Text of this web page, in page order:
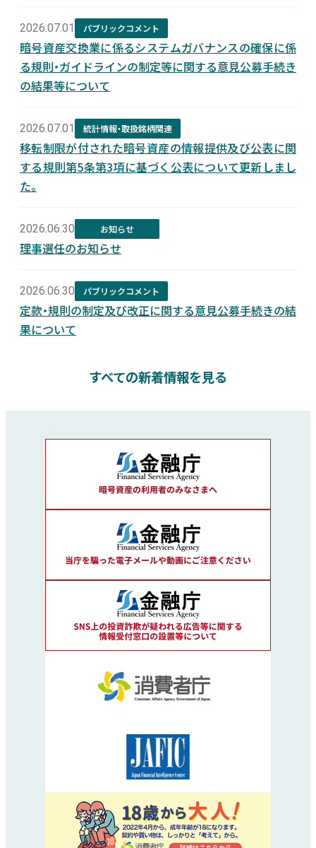
2026.07.01 パブリックコメント
暗号資産交換業に係るシステムガバナンスの確保に係
る規則・ガイドラインの制定等に関する意見公募手続き
の結果等について
2026.07.01 統計情報・取扱銘柄関連
移転制限が付された暗号資産の情報提供及び公表に関
する規則第5条第3項に基づく公表について更新しまし
た。
2026.06.30 お知らせ
理事選任のお知らせ
2026.06.30 パブリックコメント
定款・規則の制定及び改正に関する意見公募手続きの結
果について
すべての新着情報を見る